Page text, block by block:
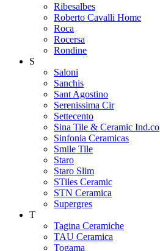
Ribesalbes
Roberto Cavalli Home
Roca
Rocersa
Rondine
S
Saloni
Sanchis
Sant Agostino
Serenissima Cir
Settecento
Sina Tile & Ceramic Ind.co
Sinfonia Ceramicas
Smile Tile
Staro
Staro Slim
STiles Ceramic
STN Ceramica
Supergres
T
Tagina Ceramiche
TAU Ceramica
Togama